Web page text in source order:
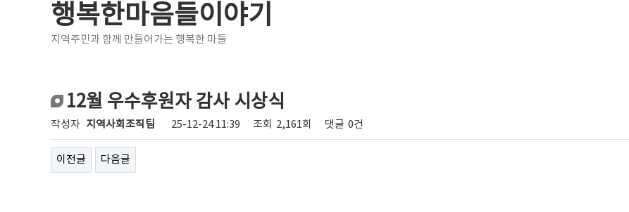
행복한마음들이야기
지역주민과 함께 만들어가는 행복한 마들
12월 우수후원자 감사 시상식
작성자 지역사회조직팀 25-12-24 11:39 조회 2,161회 댓글 0건
이전글 다음글